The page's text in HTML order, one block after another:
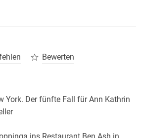
Bewerten
York. Der fünfte Fall für Ann Kathrin